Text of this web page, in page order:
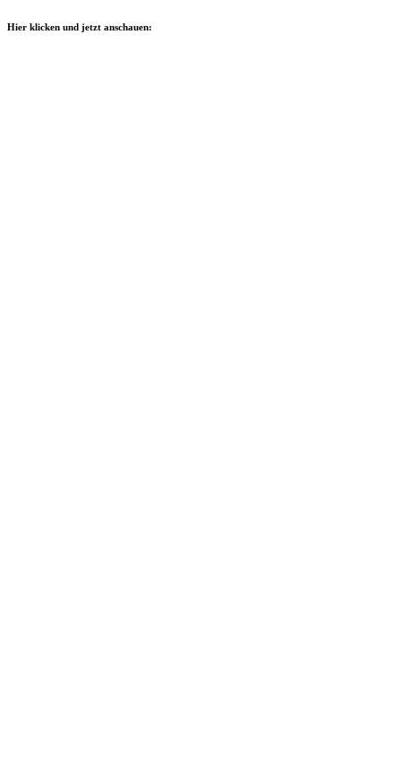
Hier klicken und jetzt anschauen: